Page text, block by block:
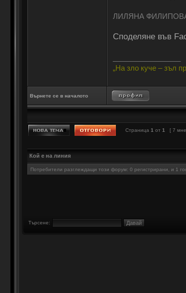
ЛИЛЯНА
Споделяне във
„На зло куче – зъл
Върнете се в началото
Страница 1 от 1 [ 7
Кой е на линия
Потребители разглеждащи този форум: 0 регистрирани, и 1
Търсене: